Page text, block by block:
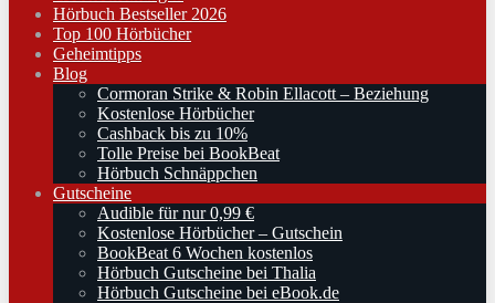
Hörbuch Bestseller 2026
Top 100 Hörbücher
Geheimtipps
Blog
Cormoran Strike & Robin Ellacott – Beziehung
Kostenlose Hörbücher
Cashback bis zu 10%
Tolle Preise bei BookBeat
Hörbuch Schnäppchen
Gutscheine
Audible für nur 0,99 €
Kostenlose Hörbücher – Gutschein
BookBeat 6 Wochen kostenlos
Hörbuch Gutscheine bei Thalia
Hörbuch Gutscheine bei eBook.de